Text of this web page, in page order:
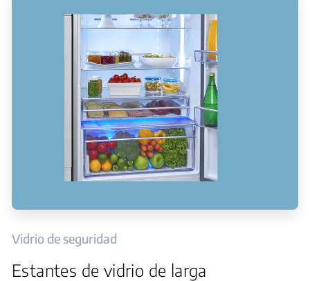
Vidrio de seguridad
Estantes de vidrio de larga